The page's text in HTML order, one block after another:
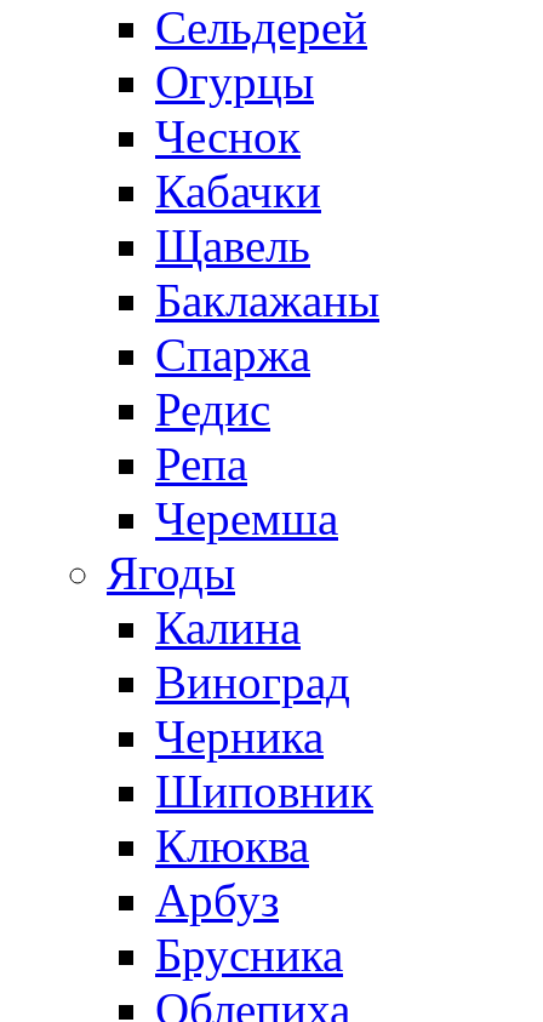
Сельдерей
Огурцы
Чеснок
Кабачки
Щавель
Баклажаны
Спаржа
Редис
Репа
Черемша
Ягоды
Калина
Виноград
Черника
Шиповник
Клюква
Арбуз
Брусника
Облепиха